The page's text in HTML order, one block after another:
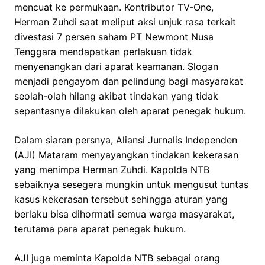
mencuat ke permukaan. Kontributor TV-One,
Herman Zuhdi saat meliput aksi unjuk rasa terkait
divestasi 7 persen saham PT Newmont Nusa
Tenggara mendapatkan perlakuan tidak
menyenangkan dari aparat keamanan. Slogan
menjadi pengayom dan pelindung bagi masyarakat
seolah-olah hilang akibat tindakan yang tidak
sepantasnya dilakukan oleh aparat penegak hukum.
Dalam siaran persnya, Aliansi Jurnalis Independen
(AJI) Mataram menyayangkan tindakan kekerasan
yang menimpa Herman Zuhdi. Kapolda NTB
sebaiknya sesegera mungkin untuk mengusut tuntas
kasus kekerasan tersebut sehingga aturan yang
berlaku bisa dihormati semua warga masyarakat,
terutama para aparat penegak hukum.
AJI juga meminta Kapolda NTB sebagai orang